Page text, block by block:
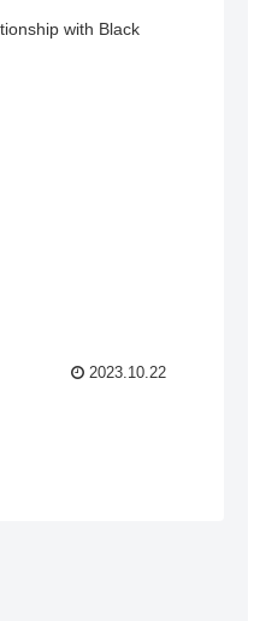
with Black
2023.10.22